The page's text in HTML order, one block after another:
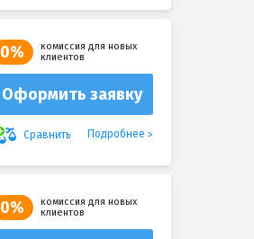
0%
комиссия для новых
клиентов
Оформить заявку
Сравнить Подробнее
0%
комиссия для новых
клиентов